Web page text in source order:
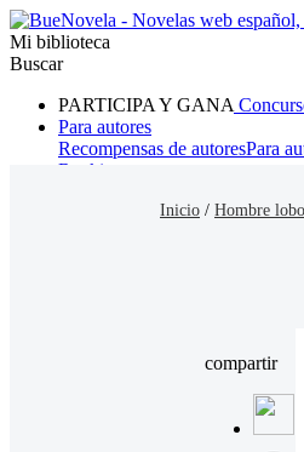
Mi biblioteca
Buscar
PARTICIPA Y GANA
Para autores
Recompensas de autoresPara
Ranking
Inicio / Hombre lobo
compartir